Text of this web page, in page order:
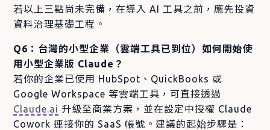
若以上三點尚未完備，在導入 AI 工具之前，應先投資
資料治理基礎工程。
Q6：台灣的小型企業（雲端工具已到位）如何開始使
用小型企業版 Claude？
若你的企業已使用 HubSpot、QuickBooks 或
Google Workspace 等雲端工具，可直接透過
Claude.ai 升級至商業方案，並在設定中授權 Claude
Cowork 連接你的 SaaS 帳號。建議的起始步驟是：